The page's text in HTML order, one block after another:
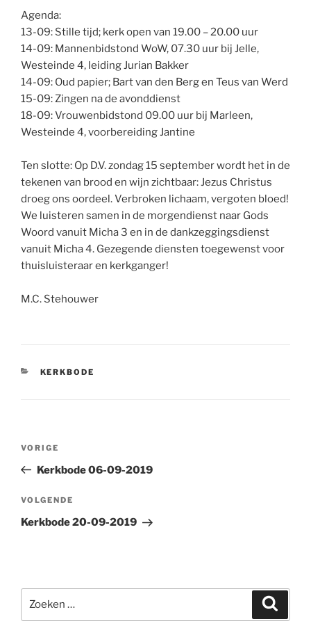
Agenda:
13-09: Stille tijd; kerk open van 19.00 – 20.00 uur
14-09: Mannenbidstond WoW, 07.30 uur bij Jelle,
Westeinde 4, leiding Jurian Bakker
14-09: Oud papier; Bart van den Berg en Teus van Werd
15-09: Zingen na de avonddienst
18-09: Vrouwenbidstond 09.00 uur bij Marleen,
Westeinde 4, voorbereiding Jantine
Ten slotte: Op D.V. zondag 15 september wordt het in de
tekenen van brood en wijn zichtbaar: Jezus Christus
droeg ons oordeel. Verbroken lichaam, vergoten bloed!
We luisteren samen in de morgendienst naar Gods
Woord vanuit Micha 3 en in de dankzeggingsdienst
vanuit Micha 4. Gezegende diensten toegewenst voor
thuisluisteraar en kerkganger!
M.C. Stehouwer
CATEGORIEËN
KERKBODE
Vorig
bericht
VORIGE
Kerkbode 06-09-2019
Volgend
bericht
VOLGENDE
Kerkbode 20-09-2019
naar: